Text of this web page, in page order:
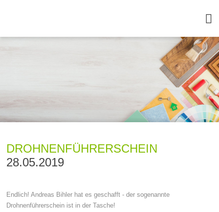
DROHNENFÜHRERSCHEIN
28.05.2019
Endlich! Andreas Bihler hat es geschafft - der sogenannte
Drohnenführerschein ist in der Tasche!